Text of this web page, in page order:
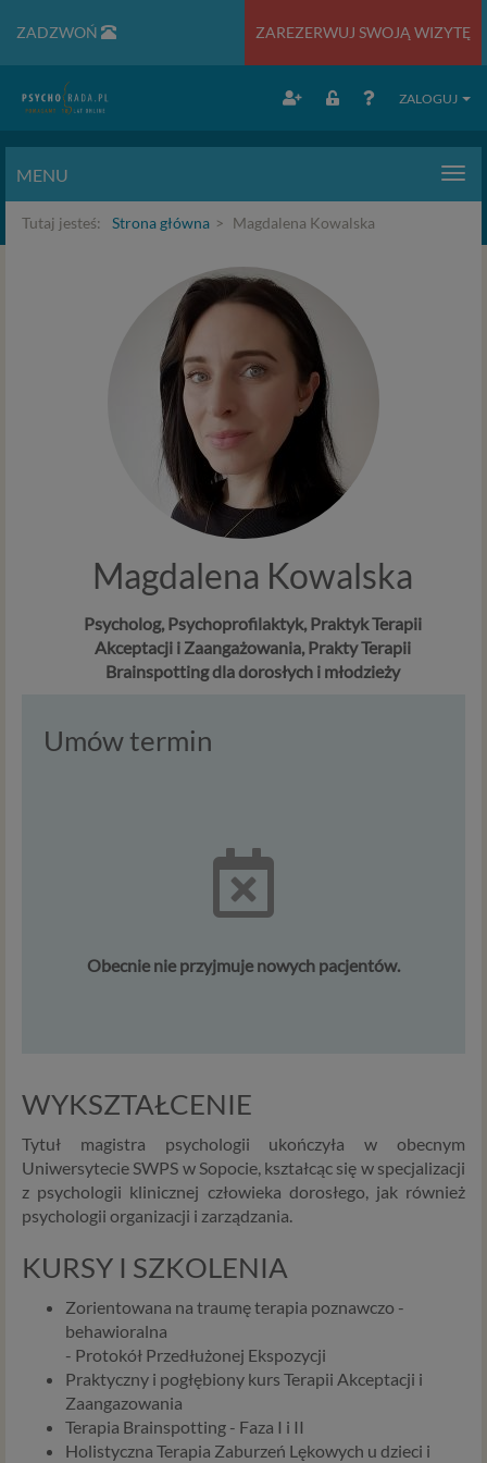
ZADZWOŃ ZAREZERWUJ SWOJĄ WIZYTĘ
ZALOGUJ
MENU
Tutaj jesteś: Strona główna Magdalena Kowalska
Magdalena Kowalska
Psycholog, Psychoprofilaktyk, Praktyk Terapii
Akceptacji i Zaangażowania, Prakty Terapii
Brainspotting dla dorosłych i młodzieży
Umów termin
Obecnie nie przyjmuje nowych pacjentów.
WYKSZTAŁCENIE
Tytuł magistra psychologii ukończyła w obecnym
Uniwersytecie SWPS w Sopocie, kształcąc się w specjalizacji
z psychologii klinicznej człowieka dorosłego, jak również
psychologii organizacji i zarządzania.
KURSY I SZKOLENIA
Zorientowana na traumę terapia poznawczo -
behawioralna
- Protokół Przedłużonej Ekspozycji
Praktyczny i pogłębiony kurs Terapii Akceptacji i
Zaangazowania
Terapia Brainspotting - Faza I i II
Holistyczna Terapia Zaburzeń Lękowych u dzieci i